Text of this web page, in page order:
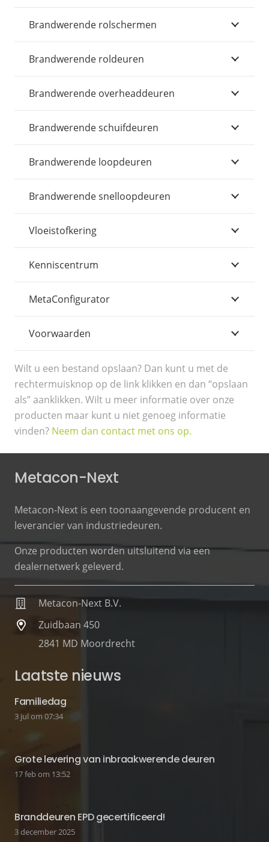
Brandwerende rolschermen
Brandwerende roldeuren
Brandwerende overheaddeuren
Brandwerende schuifdeuren
Brandwerende loopdeuren
Brandwerende snelloopdeuren
Vloeistofkering
Kenniscentrum
MetaConfigurator
Voorwaarden
Wilt u een bestand opslaan? Dan kunt u met de
rechtermuisknop op de link klikken en dan “opslaan
als” aanklikken. Wilt u meer informatie over onze
producten maar kunt u niet genoeg informatie
vinden? Neem dan contact met ons op.
Metacon-Next
Metacon-Next is een toonaangevende producent en
leverancier van industriedeuren.
Onze producten worden uitsluitend via een
dealernetwerk geleverd.
Metacon-Next B.V.
Zuidbaan 450
2841 MD Moordrecht
Laatste nieuws
Familiedag
3 jul om 07:34
Grote levering van inbraakwerende deuren
17 feb om 13:52
Branddeuren EPD gecertificeerd!
3 december 2025